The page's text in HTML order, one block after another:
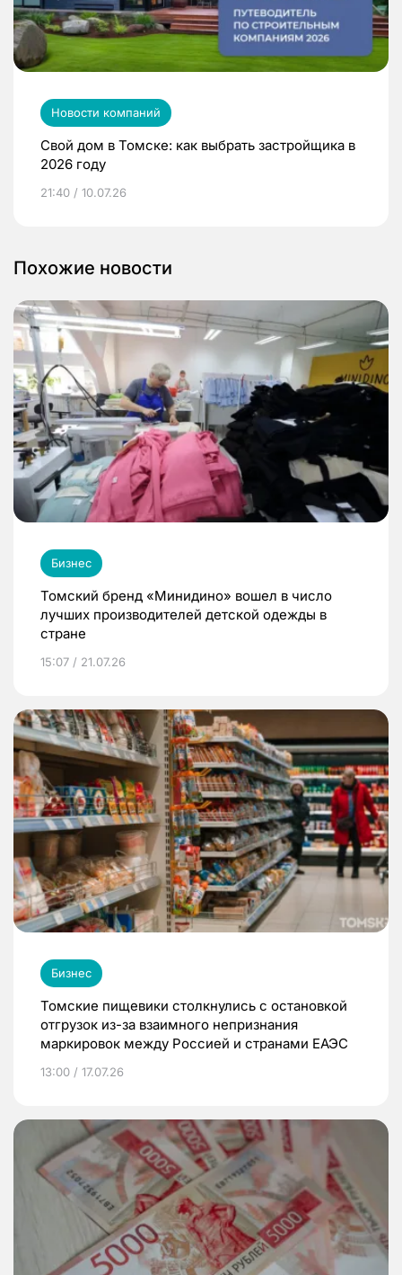
Новости компаний
Свой дом в Томске: как выбрать застройщика в
2026 году
21:40 / 10.07.26
Похожие новости
Бизнес
Томский бренд «Минидино» вошел в число
лучших производителей детской одежды в
стране
15:07 / 21.07.26
Бизнес
Томские пищевики столкнулись с остановкой
отгрузок из-за взаимного непризнания
маркировок между Россией и странами ЕАЭС
13:00 / 17.07.26